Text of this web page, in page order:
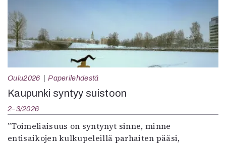
Oulu2026 Paperilehdestä
Kaupunki syntyy suistoon
2–3/2026
”Toimeliaisuus on syntynyt sinne, minne
entisaikojen kulkupeleillä parhaiten pääsi,